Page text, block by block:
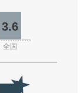
3.6
全国